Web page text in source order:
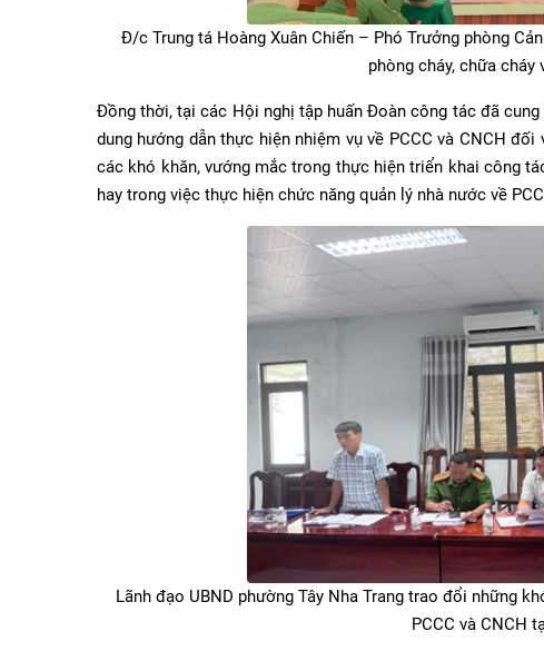
Đ/c Trung tá Hoàng Xuân Chiến – Phó Trưởng phòng
phòng cháy, chữa cháy
Đồng thời, tại các Hội nghị tập huấn Đoàn công tác đã
dung hướng dẫn thực hiện nhiệm vụ về PCCC và CNCH
các khó khăn, vướng mắc trong thực hiện triển khai công
hay trong việc thực hiện chức năng quản lý nhà nước về
Lãnh đạo UBND phường Tây Nha Trang trao đổi những
PCCC và CNCH